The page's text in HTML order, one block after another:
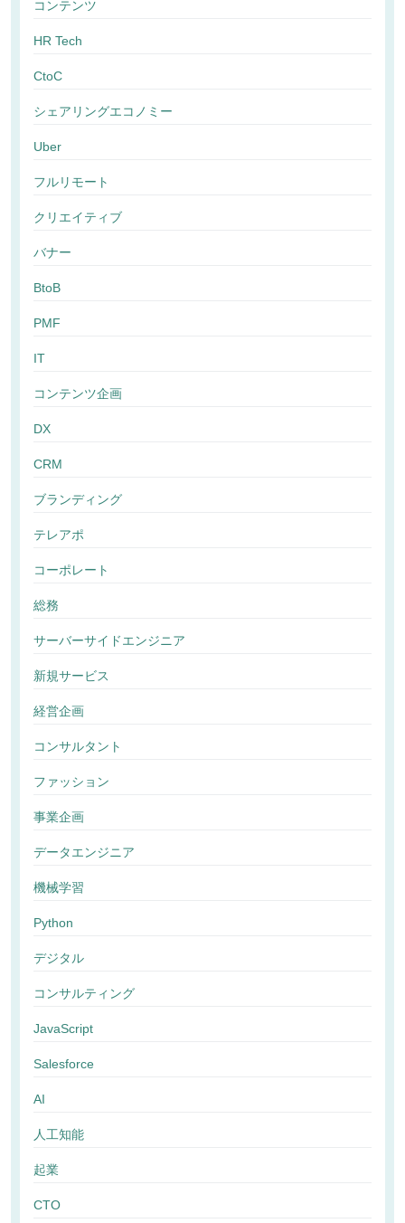
コンテンツ
HR Tech
CtoC
シェアリングエコノミー
Uber
フルリモート
クリエイティブ
バナー
BtoB
PMF
IT
コンテンツ企画
DX
CRM
ブランディング
テレアポ
コーポレート
総務
サーバーサイドエンジニア
新規サービス
経営企画
コンサルタント
ファッション
事業企画
データエンジニア
機械学習
Python
デジタル
コンサルティング
JavaScript
Salesforce
AI
人工知能
起業
CTO